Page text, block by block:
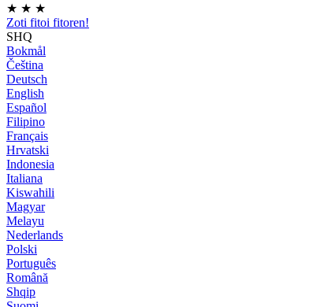
★ ★ ★
Zoti fitoi fitoren!
SHQ
Bokmål
Čeština
Deutsch
English
Español
Filipino
Français
Hrvatski
Indonesia
Italiana
Kiswahili
Magyar
Melayu
Nederlands
Polski
Português
Română
Shqip